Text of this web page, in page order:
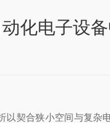
化电子设
契合狭小空间与复杂